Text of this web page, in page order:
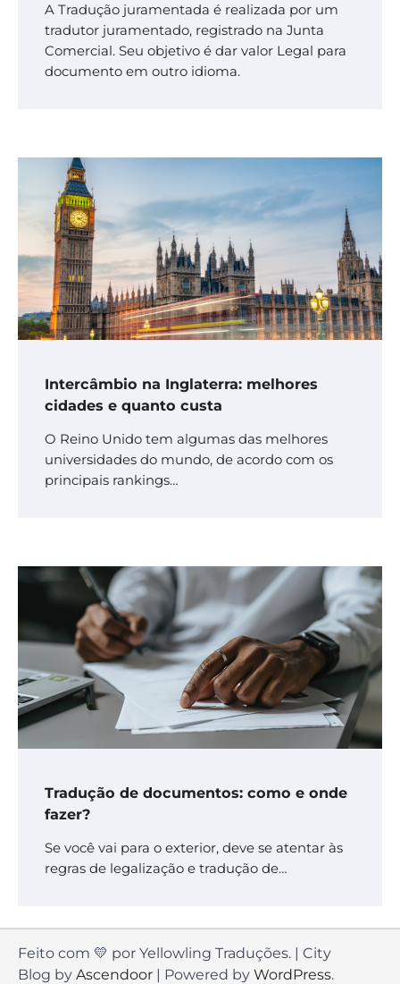
A Tradução juramentada é realizada por um
tradutor juramentado, registrado na Junta
Comercial. Seu objetivo é dar valor Legal para
documento em outro idioma.
Intercâmbio na Inglaterra: melhores
cidades e quanto custa
O Reino Unido tem algumas das melhores
universidades do mundo, de acordo com os
principais rankings…
Tradução de documentos: como e onde
fazer?
Se você vai para o exterior, deve se atentar às
regras de legalização e tradução de…
Feito com 💛 por Yellowling Traduções. | City
Blog by Ascendoor | Powered by WordPress.